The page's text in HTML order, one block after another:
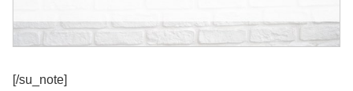
[/su_note]